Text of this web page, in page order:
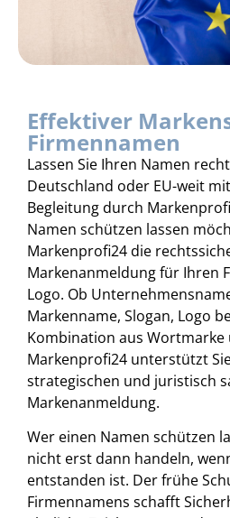
Effektiver
Firmennamen
Lassen Sie Ihren Namen
Deutschland oder EU-weit
Begleitung durch
Namen schützen lassen
Markenprofi24 die
Markenanmeldung für Ihren
Logo. Ob
Markenname, Slogan, Logo
Kombination aus Wortmarke
Markenprofi24 unterstützt
strategischen und juristisch
Markenanmeldung.
Wer einen Namen schützen
nicht erst dann handeln,
entstanden ist. Der frühe
Firmennamens schafft